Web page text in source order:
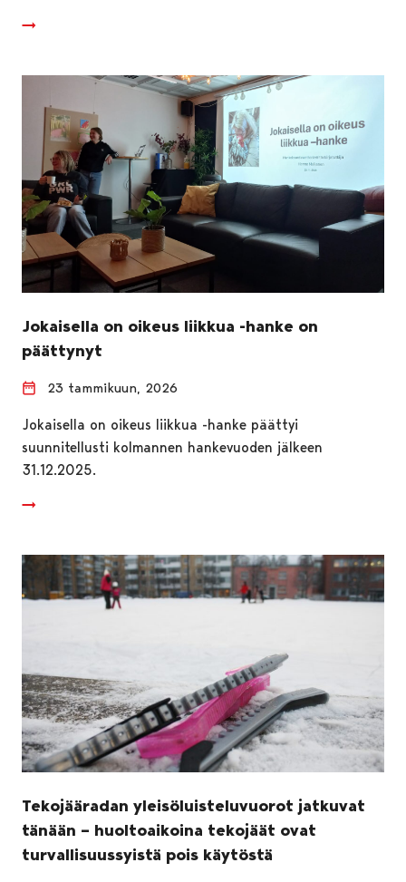
Jokaisella on oikeus liikkua -hanke on
päättynyt
23 tammikuun, 2026
Jokaisella on oikeus liikkua -hanke päättyi
suunnitellusti kolmannen hankevuoden jälkeen
31.12.2025.
Tekojääradan yleisöluisteluvuorot jatkuvat
tänään – huoltoaikoina tekojäät ovat
turvallisuussyistä pois käytöstä